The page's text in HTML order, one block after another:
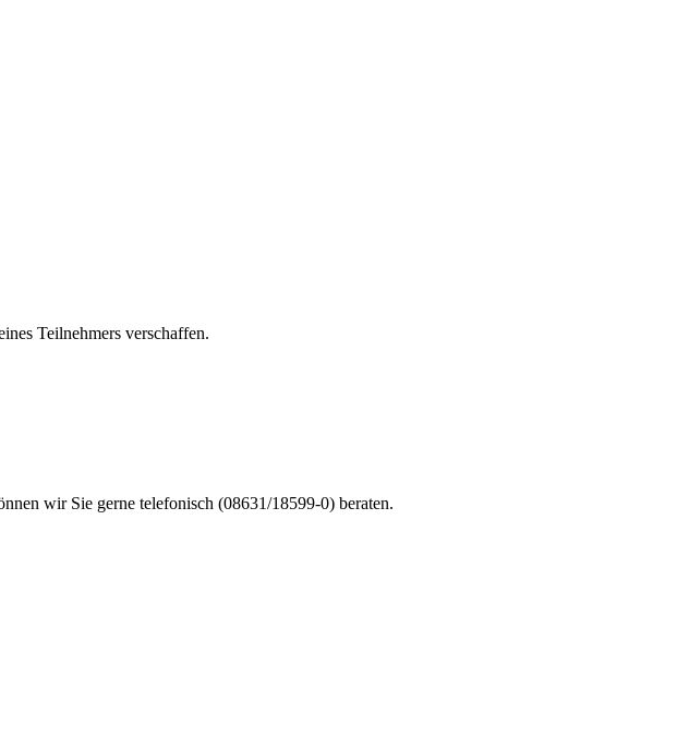
Teilnehmers verschaffen.
wir Sie gerne telefonisch (08631/18599-0) beraten.